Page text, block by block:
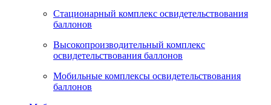
Стационарный комплекс освидетельствования
баллонов
Высокопроизводительный комплекс
освидетельствования баллонов
Мобильные комплексы освидетельствования
баллонов